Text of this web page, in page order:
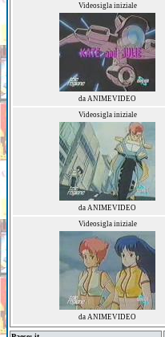
Videosigla iniziale
da ANIMEVIDEO
Videosigla iniziale
da ANIMEVIDEO
Videosigla iniziale
da ANIMEVIDEO